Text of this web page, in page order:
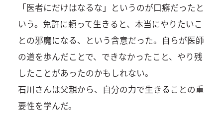
「医者にだけはなるな」というのが口癖だったと
いう。免許に頼って生きると、本当にやりたいこ
との邪魔になる、という含意だった。自らが医師
の道を歩んだことで、できなかったこと、やり残
したことがあったのかもしれない。
石川さんは父親から、自分の力で生きることの重
要性を学んだ。